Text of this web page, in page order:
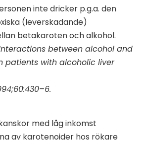
inte dricker p.g.a. den
(leverskadande)
betakaroten och alkohol.
between alcohol and
patients with alcoholic liver
med låg inkomst
av karotenoider hos rökare